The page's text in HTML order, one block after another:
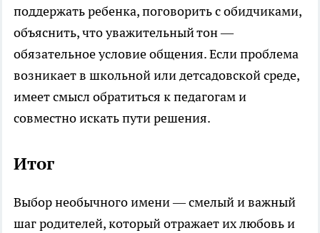
поддержать ребенка, поговорить с обидчиками,
объяснить, что уважительный тон —
обязательное условие общения. Если проблема
возникает в школьной или детсадовской среде,
имеет смысл обратиться к педагогам и
совместно искать пути решения.
Итог
Выбор необычного имени — смелый и важный
шаг родителей, который отражает их любовь и